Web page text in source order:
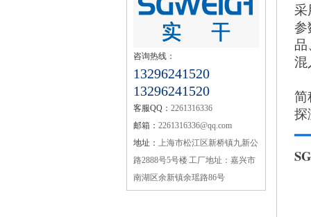
咨询热线：
13296241520
13296241520
客服QQ： 2261316336
邮箱： 2261316336@qq.com
地址： 上海市松江区新桥镇九新公
路2888号5号楼 工厂地址：嘉兴市
南湖区余新镇余瑶路86号
采
参
混
简
探